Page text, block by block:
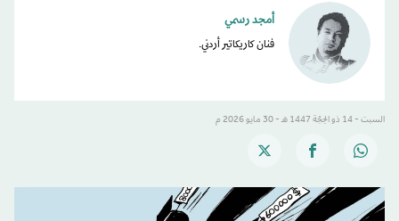
أمجد رسمي
فنان كاريكاتير أردني.
السبت - 14 ذو الحِجّة 1447 هـ - 30 مايو 2026 م